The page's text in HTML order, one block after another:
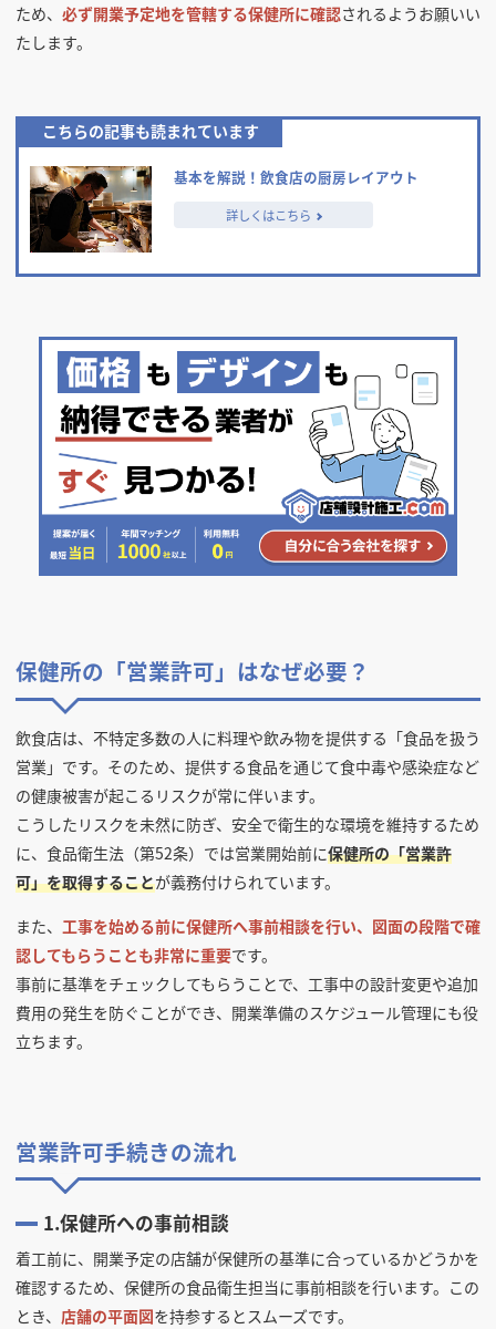
ため、 必ず開業予定地を管轄する保健所に確認されるようお願いい
たします。
基本を解説！飲食店の厨房レイアウト
詳しくはこちら
保健所の「営業許可」はなぜ必要？
飲食店は、不特定多数の人に料理や飲み物を提供する「食品を扱う
営業」です。そのため、提供する食品を通じて食中毒や感染症など
の健康被害が起こるリスクが常に伴います。
こうしたリスクを未然に防ぎ、安全で衛生的な環境を維持するため
に、食品衛生法（第52条）では営業開始前に保健所の「営業許
可」を取得することが義務付けられています。
また、 工事を始める前に保健所へ事前相談を行い、図面の段階で確
認してもらうことも非常に重要です。
事前に基準をチェックしてもらうことで、工事中の設計変更や追加
費用の発生を防ぐことができ、開業準備のスケジュール管理にも役
立ちます。
営業許可手続きの流れ
1.保健所への事前相談
着工前に、開業予定の店舗が保健所の基準に合っているかどうかを
確認するため、保健所の食品衛生担当に事前相談を行います。この
とき、 店舗の平面図を持参するとスムーズです。